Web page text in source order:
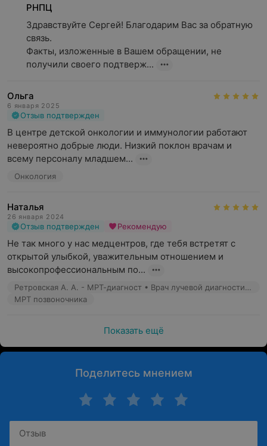
РНПЦ
Здравствуйте Сергей! Благодарим Вас за обратную
связь.
Факты, изложенные в Вашем обращении, не
получили своего подтверж...
Ольга
6 января 2025
Отзыв подтвержден
В центре детской онкологии и иммунологии работают
невероятно добрые люди. Низкий поклон врачам и
всему персоналу младшем...
Онкология
Наталья
26 января 2024
Отзыв подтвержден Рекомендую
Не так много у нас медцентров, где тебя встретят с
открытой улыбкой, уважительным отношением и
высокопрофессиональным по...
Ретровская А. А. - МРТ-диагност • Врач лучевой диагностики
МРТ позвоночника
Показать ещё
Поделитесь мнением